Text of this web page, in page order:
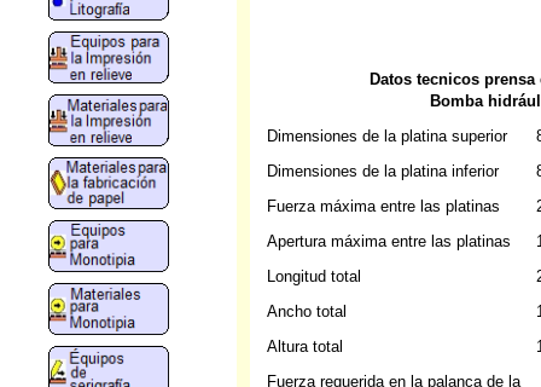
Datos tecnicos
Bomba
Dimensiones de la platina superior
Dimensiones de la platina inferior
Fuerza máxima entre las platinas
Apertura máxima entre las platinas
Longitud total
Ancho total
Altura total
Fuerza requerida en la palanca de la